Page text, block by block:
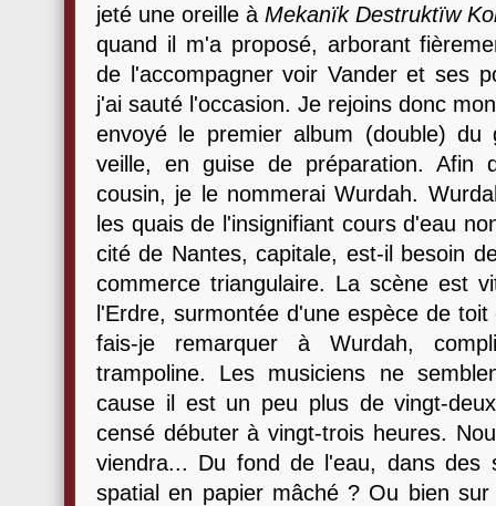
jeté une oreille à Mekanïk Destruktïw
quand il m'a proposé, arborant
de l'accompagner voir Vander et ses
j'ai sauté l'occasion. Je rejoins donc
envoyé le premier album (double)
veille, en guise de préparation. Afin
cousin, je le nommerai Wurdah.
les quais de l'insignifiant cours d'eau
cité de Nantes, capitale, est-il besoin
commerce triangulaire. La scène est
l'Erdre, surmontée d'une espèce de
fais-je remarquer à Wurdah,
trampoline. Les musiciens ne
cause il est un peu plus de vingt-
censé débuter à vingt-trois heures.
viendra... Du fond de l'eau, dans des
spatial en papier mâché ? Ou bien